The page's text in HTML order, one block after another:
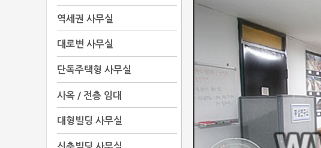
역세권 사무실
대로변 사무실
단독주택형 사무실
사옥 / 전층 임대
대형빌딩 사무실